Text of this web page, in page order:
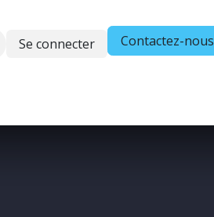
Se connecter Contactez-nous